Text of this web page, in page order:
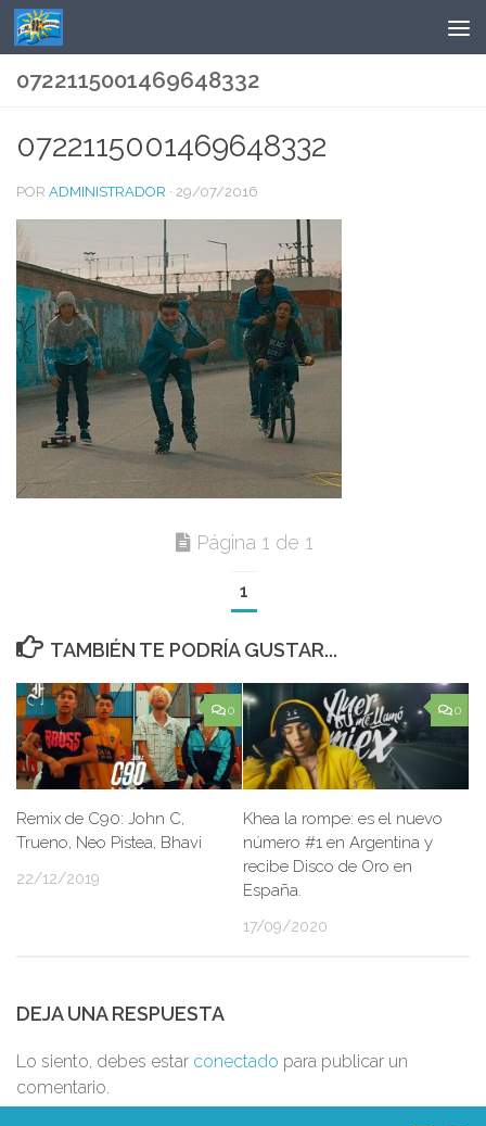
Saltar al contenido
0722115001469648332
0722115001469648332
POR ADMINISTRADOR · 29/07/2016
Página 1 de 1
1
TAMBIÉN TE PODRÍA GUSTAR...
0
Remix de C90: John C,
Trueno, Neo Pistea, Bhavi
22/12/2019
0
Khea la rompe: es el nuevo
número #1 en Argentina y
recibe Disco de Oro en
España.
17/09/2020
DEJA UNA RESPUESTA
Lo siento, debes estar conectado para publicar un
comentario.